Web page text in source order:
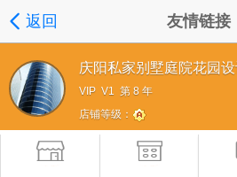
返回 友情链接
庆阳私家别墅庭院花园设
VIP V1 第 8 年
店铺等级：